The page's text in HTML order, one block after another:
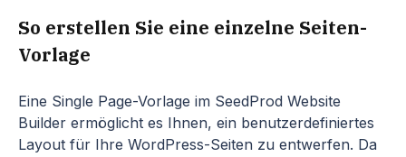
So erstellen Sie eine einzelne Seiten-
Vorlage
Eine Single Page-Vorlage im SeedProd Website
Builder ermöglicht es Ihnen, ein benutzerdefiniertes
Layout für Ihre WordPress-Seiten zu entwerfen. Da